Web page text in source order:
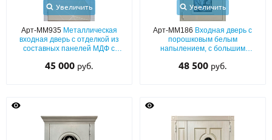
Увеличить
Арт-ММ935 Металлическая
входная дверь с отделкой из
составных панелей МДФ с
45 000 руб.
Увеличить
Арт-ММ186 Входная дверь с
порошковым белым
напылением, с большим
48 500 руб.